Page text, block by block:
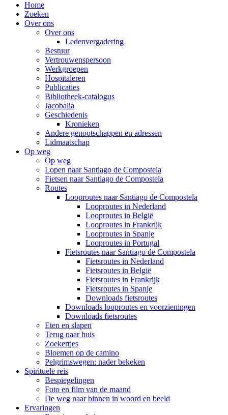
Home
Zoeken
Over ons
Over ons
Ledenvergadering
Bestuur
Vertrouwenspersoon
Werkgroepen
Hospitaleren
Publicaties
Bibliotheek-catalogus
Jacobalia
Geschiedenis
Kronieken
Andere genootschappen en adressen
Lidmaatschap
Op weg
Op weg
Lopen naar Santiago de Compostela
Fietsen naar Santiago de Compostela
Routes
Looproutes naar Santiago de Compostela
Looproutes in Nederland
Looproutes in België
Looproutes in Frankrijk
Looproutes in Spanje
Looproutes in Portugal
Fietsroutes naar Santiago de Compostela
Fietsroutes in Nederland
Fietsroutes in België
Fietsroutes in Frankrijk
Fietsroutes in Spanje
Downloads fietsroutes
Downloads looproutes en voorzieningen
Downloads fietsroutes
Eten en slapen
Terug naar huis
Zoekertjes
Bloemen op de camino
Pelgrimswegen: nader bekeken
Spirituele reis
Bespiegelingen
Foto en film van de maand
De weg naar binnen in woord en beeld
Ervaringen